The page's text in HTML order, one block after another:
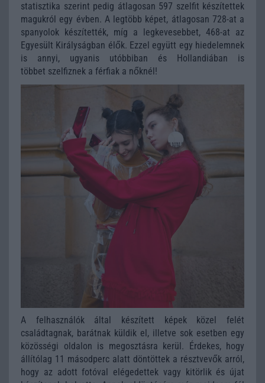
statisztika szerint pedig átlagosan 597 szelfit készítettek
magukról egy évben. A legtöbb képet, átlagosan 728-at a
spanyolok készítették, míg a legkevesebbet, 468-at az
Egyesült Királyságban élők. Ezzel együtt egy hiedelemnek
is annyi, ugyanis utóbbiban és Hollandiában is
többet szelfiznek a férfiak a nőknél!
A felhasználók által készített képek közel felét
családtagnak, barátnak küldik el, illetve sok esetben egy
közösségi oldalon is megosztásra kerül. Érdekes, hogy
állítólag 11 másodperc alatt döntöttek a résztvevők arról,
hogy az adott fotóval elégedettek vagy kitörlik és újat